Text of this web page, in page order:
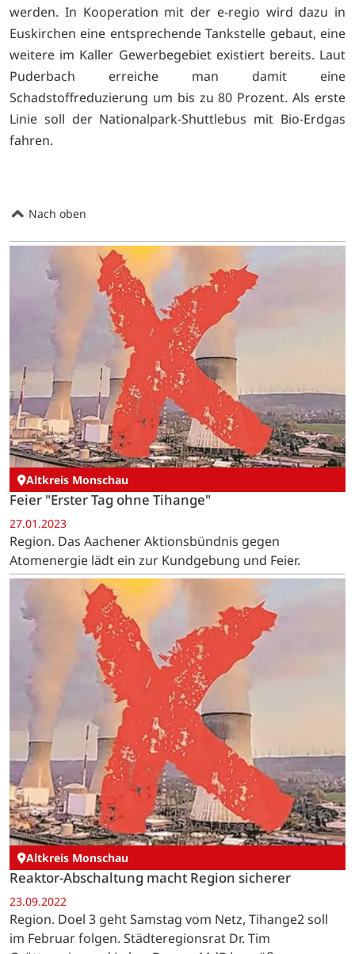
werden. In Kooperation mit der e-regio wird dazu in
Euskirchen eine entsprechende Tankstelle gebaut, eine
weitere im Kaller Gewerbegebiet existiert bereits. Laut
Puderbach erreiche man damit eine
Schadstoffreduzierung um bis zu 80 Prozent. Als erste
Linie soll der Nationalpark-Shuttlebus mit Bio-Erdgas
fahren.
Nach oben
Altkreis Monschau
Feier "Erster Tag ohne Tihange"
27.01.2023
Region. Das Aachener Aktionsbündnis gegen
Atomenergie lädt ein zur Kundgebung und Feier.
Altkreis Monschau
Reaktor-Abschaltung macht Region sicherer
23.09.2022
Region. Doel 3 geht Samstag vom Netz, Tihange2 soll
im Februar folgen. Städteregionsrat Dr. Tim